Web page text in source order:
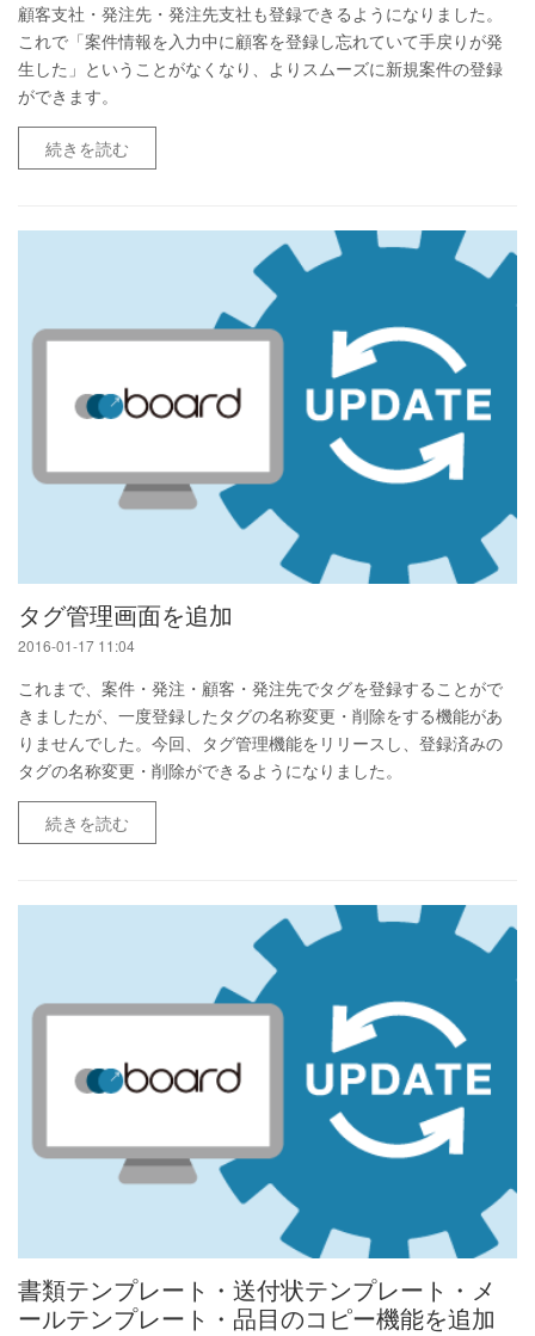
顧客支社・発注先・発注先支社も登録できるようになりました。
これで「案件情報を入力中に顧客を登録し忘れていて手戻りが発
生した」ということがなくなり、よりスムーズに新規案件の登録
ができます。
続きを読む
タグ管理画面を追加
2016-01-17 11:04
これまで、案件・発注・顧客・発注先でタグを登録することがで
きましたが、一度登録したタグの名称変更・削除をする機能があ
りませんでした。今回、タグ管理機能をリリースし、登録済みの
タグの名称変更・削除ができるようになりました。
続きを読む
書類テンプレート・送付状テンプレート・メ
ールテンプレート・品目のコピー機能を追加